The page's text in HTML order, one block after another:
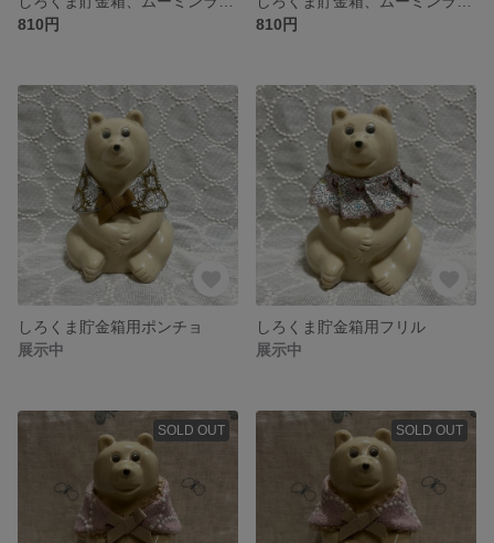
810円
810円
しろくま貯金箱用ポンチョ
展示中
しろくま貯金箱用フリル
展示中
SOLD OUT SOLD OUT